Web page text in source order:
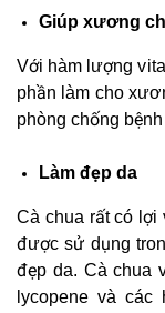
Giúp xương
Với hàm lượng
phần làm cho
phòng chống
Làm đẹp da
Cà chua rất có lợi
được sử dụng
đẹp da. Cà chua
lycopene và